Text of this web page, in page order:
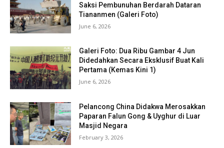
Saksi Pembunuhan Berdarah Dataran
Tiananmen (Galeri Foto)
June 6, 2026
Galeri Foto: Dua Ribu Gambar 4 Jun
Didedahkan Secara Eksklusif Buat Kali
Pertama (Kemas Kini 1)
June 6, 2026
Pelancong China Didakwa Merosakkan
Paparan Falun Gong & Uyghur di Luar
Masjid Negara
February 3, 2026